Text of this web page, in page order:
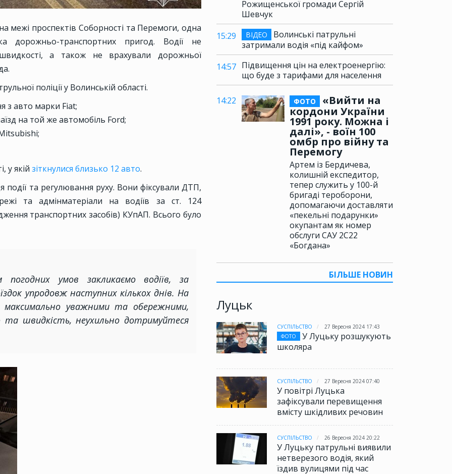
Рожищенської громади Сергій
Шевчук
15:29
ВІДЕО
Волинські патрульні
затримали водія «під кайфом»
14:57 Підвищення цін на електроенергію:
що буде з тарифами для населення
14:22 ФОТО
«Вийти на
кордони України
1991 року. Можна і
далі», - воїн 100
омбр про війну та
Перемогу
Артем із Бердичева,
колишній експедитор,
тепер служить у 100-й
бригаді тероборони,
допомагаючи доставляти
«пекельні подарунки»
окупантам як номер
обслуги САУ 2С22
«Богдана»
БІЛЬШЕ НОВИН
Луцьк
СУСПІЛЬСТВО
27 Вересня 2024 17:43
ФОТО
У Луцьку розшукують
школяра
СУСПІЛЬСТВО 27 Вересня 2024 07:40
У повітрі Луцька
зафіксували перевищення
вмісту шкідливих речовин
СУСПІЛЬСТВО 26 Вересня 2024 20:22
У Луцьку патрульні виявили
нетверезого водія, який
їздив вулицями під час
межі проспектів Соборності та Перемоги, одна
дорожньо-транспортних пригод. Водії не
а також не врахували дорожньої
поліції у Волинській області.
з авто марки Fiat;
на той же автомобіль Ford;
у якій зіткнулися близько 12 авто.
події та регулювання руху. Вони фіксували ДТП,
та адмінматеріали на водіїв за ст. 124
транспортних засобів) КУпАП. Всього було
погодних умов закликаємо водіїв, за
упродовж наступних кількох днів. На
максимально уважними та обережними,
та швидкість, неухильно дотримуйтеся